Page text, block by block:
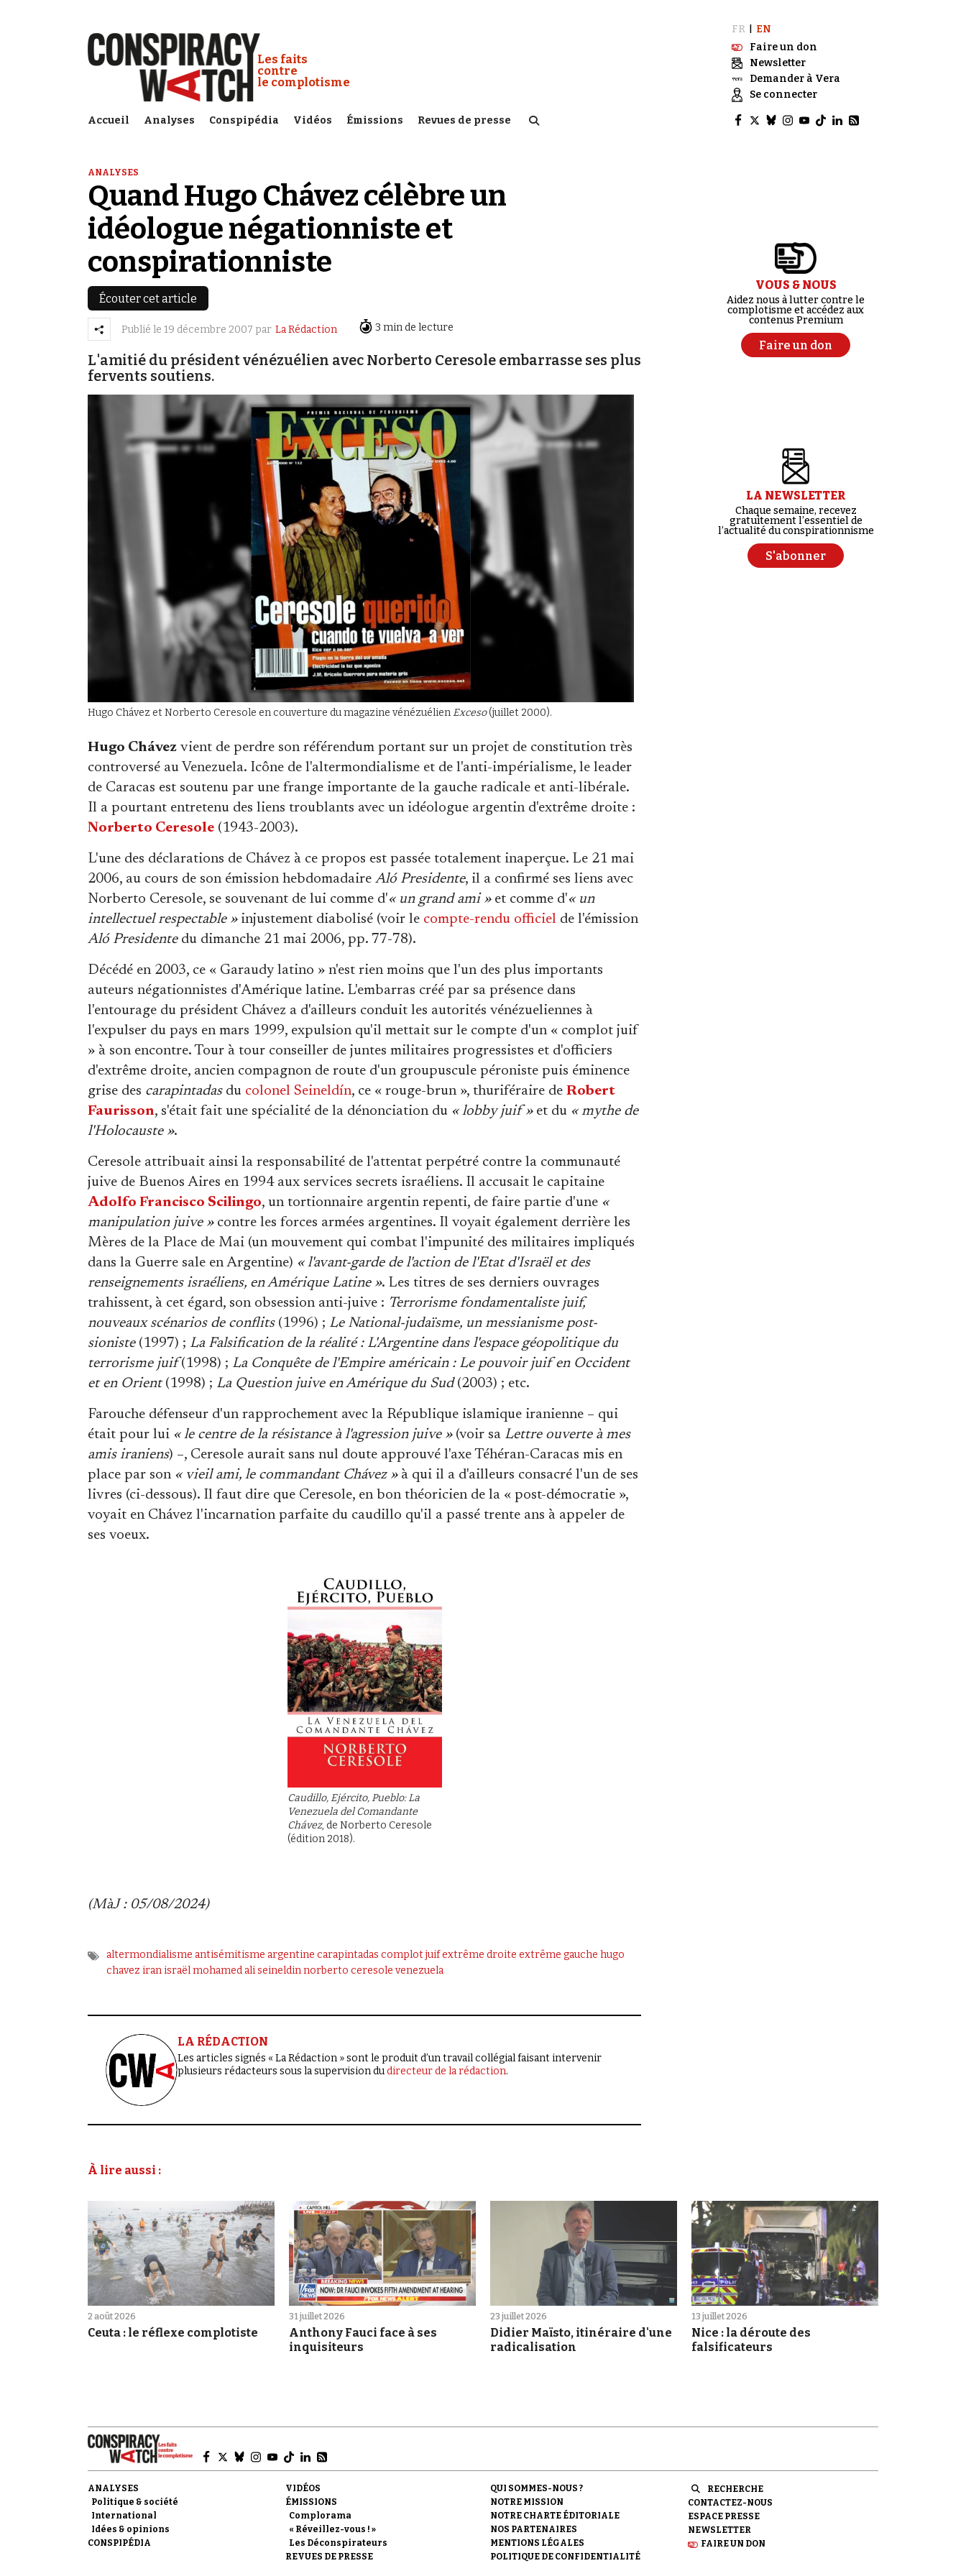
Conspiracy Watch :
Les faits
contre
le complotisme
Accueil Analyses Conspipédia Vidéos Émissions Revues de presse
FR
EN
Faire un don
Newsletter
Demander à Vera
Se connecter
ANALYSES
Quand Hugo Chávez célèbre un
idéologue négationniste et
conspirationniste
Écouter cet article
Publié le 19 décembre 2007 par La Rédaction 3 min de lecture
L'amitié du président vénézuélien avec Norberto Ceresole embarrasse ses plus
fervents soutiens.
Hugo Chávez et Norberto Ceresole en couverture du magazine vénézuélienExceso(juillet 2000).
Hugo Chávez vient de perdre son référendum portant sur un projet de constitution très
controversé au Venezuela. Icône de l'altermondialisme et de l'anti-impérialisme, le leader
de Caracas est soutenu par une frange importante de la gauche radicale et anti-libérale.
Il a pourtant entretenu des liens troublants avec un idéologue argentin d'extrême droite :
Norberto Ceresole (1943-2003).
L'une des déclarations de Chávez à ce propos est passée totalement inaperçue. Le 21 mai
2006, au cours de son émission hebdomadaire Aló Presidente, il a confirmé ses liens avec
Norberto Ceresole, se souvenant de lui comme d'« un grand ami »et comme d'« un
intellectuel respectable »injustement diabolisé (voir le compte-rendu officiel de l'émission
Aló Presidentedu dimanche 21 mai 2006, pp. 77-78).
Décédé en 2003, ce « Garaudy latino » n'est rien moins que l'un des plus importants
auteurs négationnistes d'Amérique latine. L'embarras créé par sa présence dans
l'entourage du président Chávez a d'ailleurs conduit les autorités vénézueliennes à
l'expulser du pays en mars 1999, expulsion qu'il mettait sur le compte d'un « complot juif
» à son encontre. Tour à tour conseiller de juntes militaires progressistes et d'officiers
d'extrême droite, ancien compagnon de route d'un groupuscule péroniste puis éminence
grise des carapintadasdu colonel Seineldín, ce « rouge-brun », thuriféraire de Robert
Faurisson, s'était fait une spécialité de la dénonciation du « lobby juif »et du « mythe de
l'Holocauste ».
Ceresole attribuait ainsi la responsabilité de l'attentat perpétré contre la communauté
juive de Buenos Aires en 1994 aux services secrets israéliens. Il accusait le capitaine
Adolfo Francisco Scilingo, un tortionnaire argentin repenti, de faire partie d'une «
manipulation juive »contre les forces armées argentines. Il voyait également derrière les
Mères de la Place de Mai (un mouvement qui combat l'impunité des militaires impliqués
dans la Guerre sale en Argentine) « l'avant-garde de l'action de l'Etat d'Israël et des
renseignements israéliens, en Amérique Latine ». Les titres de ses derniers ouvrages
trahissent, à cet égard, son obsession anti-juive : Terrorisme fondamentaliste juif,
nouveaux scénarios de conflits(1996) ; Le National-judaïsme, un messianisme post-
sioniste(1997) ; La Falsification de la réalité : L'Argentine dans l'espace géopolitique du
terrorisme juif(1998) ; La Conquête de l'Empire américain : Le pouvoir juif en Occident
et en Orient(1998) ; La Question juive en Amérique du Sud(2003) ; etc.
Farouche défenseur d'un rapprochement avec la République islamique iranienne – qui
était pour lui « le centre de la résistance à l'agression juive »(voir sa Lettre ouverte à mes
amis iraniens) –, Ceresole aurait sans nul doute approuvé l'axe Téhéran-Caracas mis en
place par son « vieil ami, le commandant Chávez »à qui il a d'ailleurs consacré l'un de ses
livres (ci-dessous). Il faut dire que Ceresole, en bon théoricien de la « post-démocratie »,
voyait en Chávez l'incarnation parfaite du caudillo qu'il a passé trente ans à appeler de
ses voeux.
Caudillo, Ejército, Pueblo: La
Venezuela del Comandante
Chávez, de Norberto Ceresole
(édition 2018).
(MàJ : 05/08/2024)
altermondialisme antisémitisme argentine carapintadas complot juif extrême droite extrême gauche hugo
chavez iran israël mohamed ali seineldin norberto ceresole venezuela
LA RÉDACTION
Les articles signés « La Rédaction » sont le produit d’un travail collégial faisant intervenir
plusieurs rédacteurs sous la supervision dudirecteur de la rédaction.
VOUS & NOUS
Aidez nous à lutter contre le
complotisme et accédez aux
contenus Premium
Faire un don
LA NEWSLETTER
Chaque semaine, recevez
gratuitement l’essentiel de
l’actualité du conspirationnisme
S'abonner
À lire aussi :
2 août 2026
Ceuta : le réflexe complotiste
31 juillet 2026
Anthony Fauci face à ses
inquisiteurs
23 juillet 2026
Didier Maïsto, itinéraire d'une
radicalisation
13 juillet 2026
Nice : la déroute des
falsificateurs
ANALYSES
Politique & société
International
Idées & opinions
CONSPIPÉDIA
VIDÉOS
ÉMISSIONS
Complorama
« Réveillez-vous ! »
Les Déconspirateurs
REVUES DE PRESSE
QUI SOMMES-NOUS ?
NOTRE MISSION
NOTRE CHARTE ÉDITORIALE
NOS PARTENAIRES
MENTIONS LÉGALES
POLITIQUE DE CONFIDENTIALITÉ
RECHERCHE
CONTACTEZ-NOUS
ESPACE PRESSE
NEWSLETTER
FAIRE UN DON